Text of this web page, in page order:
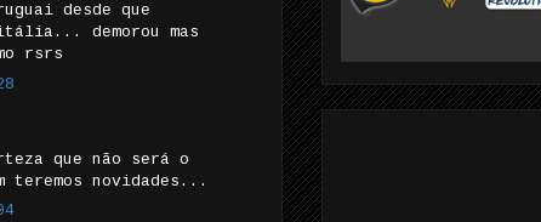
desde que
demorou mas
rsrs
que não será o
teremos novidades...